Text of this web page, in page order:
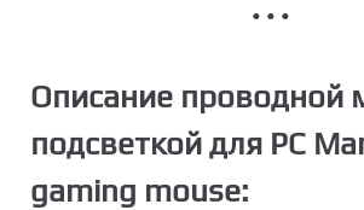
• • •
Описание проводной
подсветкой для PC
gaming mouse: